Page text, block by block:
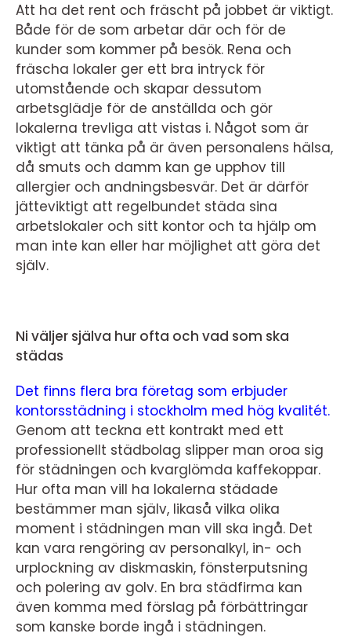
Att ha det rent och fräscht på jobbet är viktigt.
Både för de som arbetar där och för de
kunder som kommer på besök. Rena och
fräscha lokaler ger ett bra intryck för
utomstående och skapar dessutom
arbetsglädje för de anställda och gör
lokalerna trevliga att vistas i. Något som är
viktigt att tänka på är även personalens hälsa,
då smuts och damm kan ge upphov till
allergier och andningsbesvär. Det är därför
jätteviktigt att regelbundet städa sina
arbetslokaler och sitt kontor och ta hjälp om
man inte kan eller har möjlighet att göra det
själv.
Ni väljer själva hur ofta och vad som ska
städas
Det finns flera bra företag som erbjuder
kontorsstädning i stockholm med hög kvalitét.
Genom att teckna ett kontrakt med ett
professionellt städbolag slipper man oroa sig
för städningen och kvarglömda kaffekoppar.
Hur ofta man vill ha lokalerna städade
bestämmer man själv, likaså vilka olika
moment i städningen man vill ska ingå. Det
kan vara rengöring av personalkyl, in- och
urplockning av diskmaskin, fönsterputsning
och polering av golv. En bra städfirma kan
även komma med förslag på förbättringar
som kanske borde ingå i städningen.